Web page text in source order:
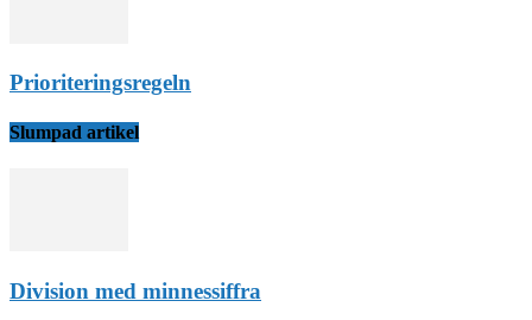
Prioriteringsregeln
Slumpad artikel
Division med minnessiffra